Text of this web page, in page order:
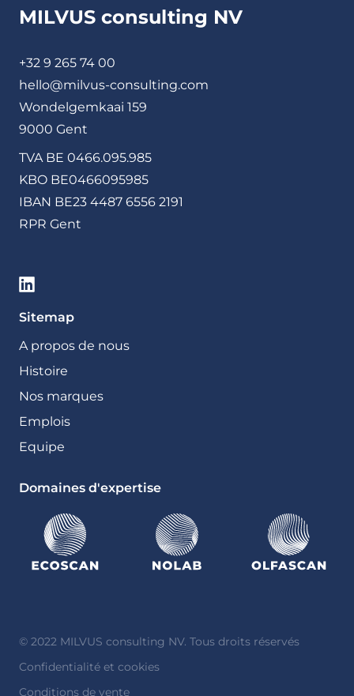
MILVUS consulting NV
+32 9 265 74 00
hello@milvus-consulting.com
Wondelgemkaai 159
9000 Gent
TVA BE 0466.095.985
KBO BE0466095985
IBAN BE23 4487 6556 2191
RPR Gent
Sitemap
A propos de nous
Histoire
Nos marques
Emplois
Equipe
Domaines d'expertise
© 2022 MILVUS consulting NV. Tous droits réservés
Confidentialité et cookies
Conditions de vente